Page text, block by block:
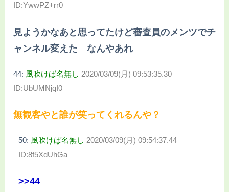
ID:YwwPZ+rr0
見ようかなあと思ってたけど審査員のメンツでチ
ャンネル変えた なんやあれ
44: 風吹けば名無し 2020/03/09(月) 09:53:35.30
ID:UbUMNjqI0
無観客やと誰が笑ってくれるんや？
50: 風吹けば名無し 2020/03/09(月) 09:54:37.44
ID:8f5XdUhGa
>>44